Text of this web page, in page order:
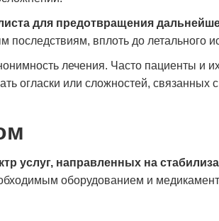
для предотвращения
вплоть до летального
лечения. Часто пациенты и
огласки или сложностей, связанных с
услуг, направленных на
оборудованием и